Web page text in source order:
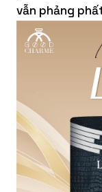
vẫn phảng